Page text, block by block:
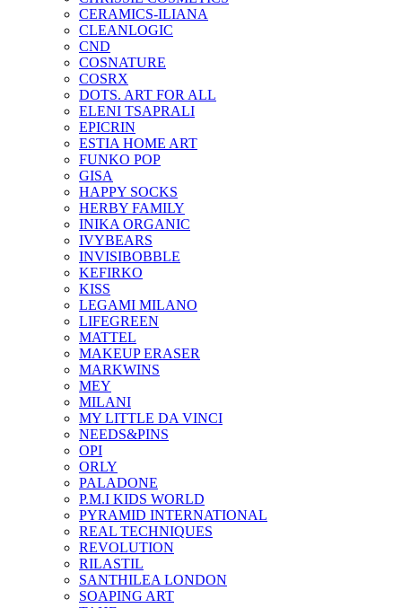
CERAMICS-ILIANA
CLEANLOGIC
CND
COSNATURE
COSRX
DOTS. ART FOR ALL
ELENI TSAPRALI
EPICRIN
ESTIA HOME ART
FUNKO POP
GISA
HAPPY SOCKS
HERBY FAMILY
INIKA ORGANIC
IVYBEARS
INVISIBOBBLE
KEFIRKO
KISS
LEGAMI MILANO
LIFEGREEN
MATTEL
MAKEUP ERASER
MARKWINS
MEY
MILANI
MY LITTLE DA VINCI
NEEDS&PINS
OPI
ORLY
PALADONE
P.M.I KIDS WORLD
PYRAMID INTERNATIONAL
REAL TECHNIQUES
REVOLUTION
RILASTIL
SANTHILEA LONDON
SOAPING ART